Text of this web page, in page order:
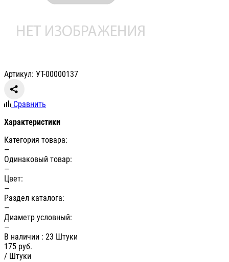
Артикул: УТ-00000137
Сравнить
Характеристики
Категория товара:
—
Одинаковый товар:
—
Цвет:
—
Раздел каталога:
—
Диаметр условный:
—
В наличии : 23 Штуки
175 руб.
/ Штуки